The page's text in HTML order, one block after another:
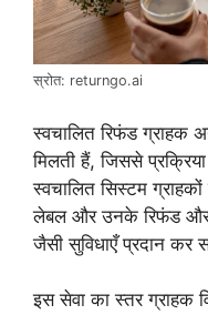
स्रोत: returngo.ai
स्वचालित रिफंड ग्राहक
मिलती हैं, जिससे
स्वचालित सिस्टम
लेबल और उनके रिफंड और
जैसी सुविधाएँ प्रदान कर
इस सेवा का स्तर ग्राहक